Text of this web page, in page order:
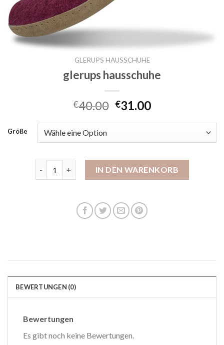
GLERUPS HAUSSCHUHE
glerups hausschuhe
€40.00 €31.00
Größe
IN DEN WARENKORB
BEWERTUNGEN (0)
Bewertungen
Es gibt noch keine Bewertungen.